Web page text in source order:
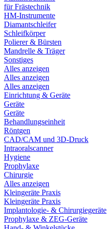
für Frästechnik
HM-Instrumente
Diamantschleifer
Schleifkörper
Polierer & Bürsten
Mandrelle & Träger
Sonstiges
Alles anzeigen
Alles anzeigen
Alles anzeigen
Einrichtung & Geräte
Geräte
Geräte
Behandlungseinheit
Röntgen
CAD/CAM und 3D-Druck
Intraoralscanner
Hygiene
Prophylaxe
Chirurgie
Alles anzeigen
Kleingeräte Praxis
Kleingeräte Praxis
Implantologie- & Chirurgiegeräte
Prophylaxe & ZEG-Geräte